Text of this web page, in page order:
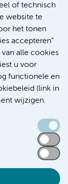
of technisch
website te
het tonen
accepteren"
alle cookies
u voor
functionele en
(link in
wijzigen.